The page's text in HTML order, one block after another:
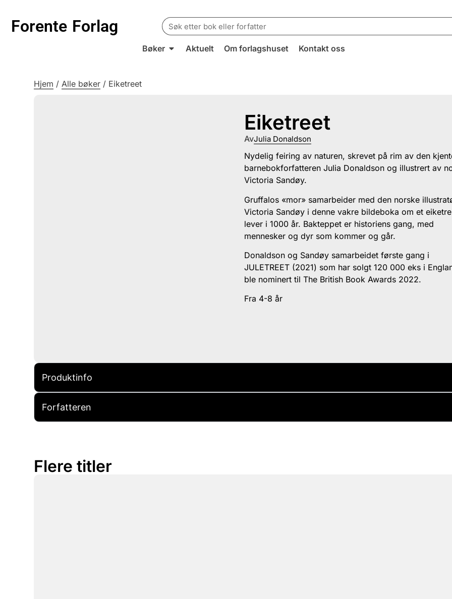
Forente Forlag
Search
for:
Bøker Aktuelt Om forlagshuset Kontakt oss
Hjem /Alle bøker / Eiketreet
Eiketreet
AvJulia Donaldson
Nydelig feiring av naturen, skrevet på rim av den
barnebokforfatteren Julia Donaldson og illustrert av
Victoria Sandøy.
Gruffalos «mor» samarbeider med den norske
Victoria Sandøy i denne vakre bildeboka om et
lever i 1000 år. Bakteppet er historiens gang, med
mennesker og dyr som kommer og går.
Donaldson og Sandøy samarbeidet første gang i
JULETREET (2021) som har solgt 120 000 eks i
ble nominert til The British Book Awards 2022.
Fra 4-8 år
Produktinfo
Forfatteren
Flere titler